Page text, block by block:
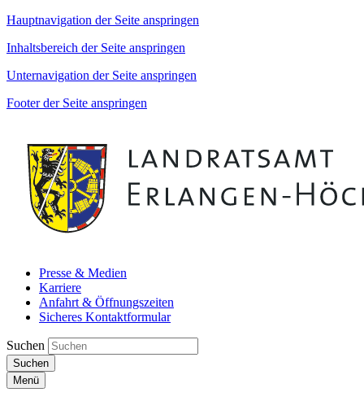
Hauptnavigation der Seite anspringen
Inhaltsbereich der Seite anspringen
Unternavigation der Seite anspringen
Footer der Seite anspringen
Presse & Medien
Karriere
Anfahrt & Öffnungszeiten
Sicheres Kontaktformular
Suchen
Suchen
Menü